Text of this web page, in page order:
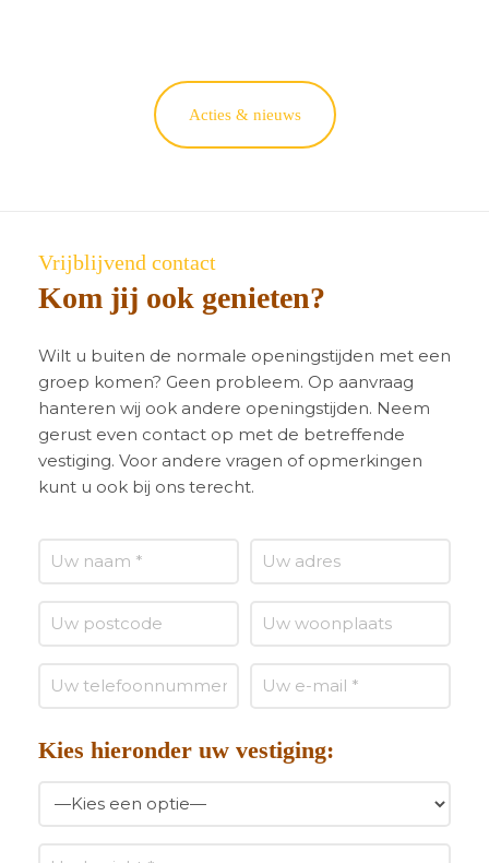
Acties & nieuws
Vrijblijvend contact
Kom jij ook genieten?
Wilt u buiten de normale openingstijden met een
groep komen? Geen probleem. Op aanvraag
hanteren wij ook andere openingstijden. Neem
gerust even contact op met de betreffende
vestiging. Voor andere vragen of opmerkingen
kunt u ook bij ons terecht.
Kies hieronder uw vestiging: